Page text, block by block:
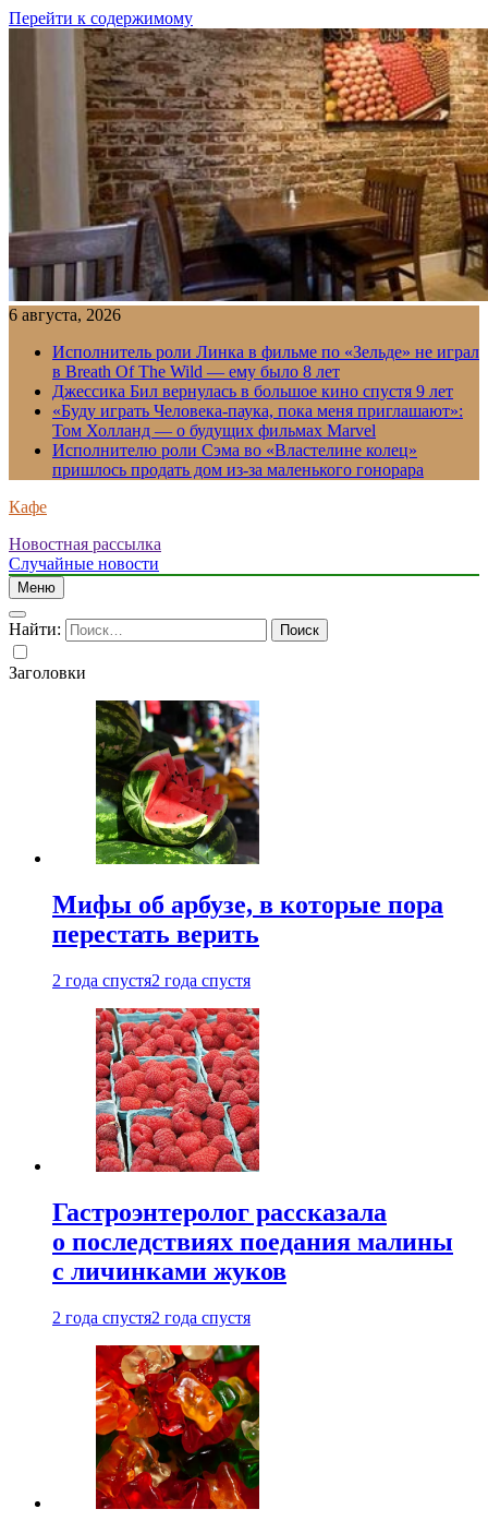
Перейти к содержимому
6 августа, 2026
Исполнитель роли Линка в фильме по «Зельде» не играл
в Breath Of The Wild — ему было 8 лет
Джессика Бил вернулась в большое кино спустя 9 лет
«Буду играть Человека-паука, пока меня приглашают»:
Том Холланд — о будущих фильмах Marvel
Исполнителю роли Сэма во «Властелине колец»
пришлось продать дом из-за маленького гонорара
Кафе
Новостная рассылка
Случайные новости
Меню
Найти:
Заголовки
Мифы об арбузе, в которые пора
перестать верить
2 года спустя2 года спустя
Гастроэнтеролог рассказала
о последствиях поедания малины
с личинками жуков
2 года спустя2 года спустя